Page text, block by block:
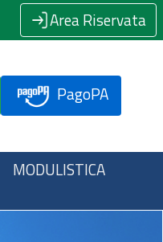
Area Riservata
PagoPA
MODULISTICA